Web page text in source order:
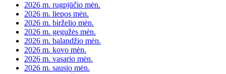
2026 m. rugpjūčio mėn.
2026 m. liepos mėn.
2026 m. birželio mėn.
2026 m. gegužės mėn.
2026 m. balandžio mėn.
2026 m. kovo mėn.
2026 m. vasario mėn.
2026 m. sausio mėn.